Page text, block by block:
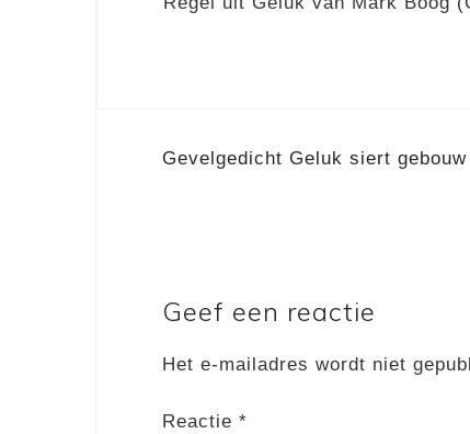
Berichtnavigatie
Gevelgedicht Geluk siert
Geef een reactie
Het e-mailadres wordt niet
Reactie *